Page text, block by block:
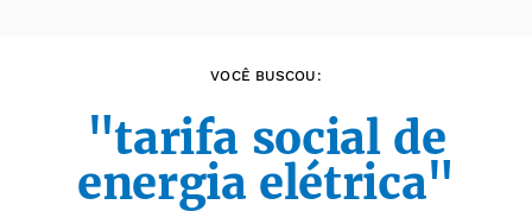
VOCÊ BUSCOU:
"tarifa social de
energia elétrica"